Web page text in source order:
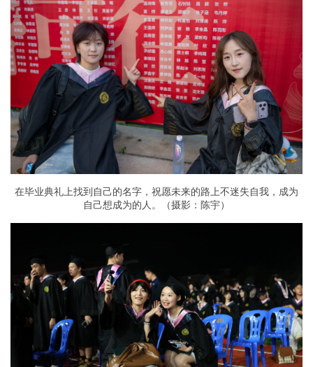
在毕业典礼上找到自己的名字，祝愿未来的路上不迷失自我，成为
自己想成为的人。（摄影：陈宇）